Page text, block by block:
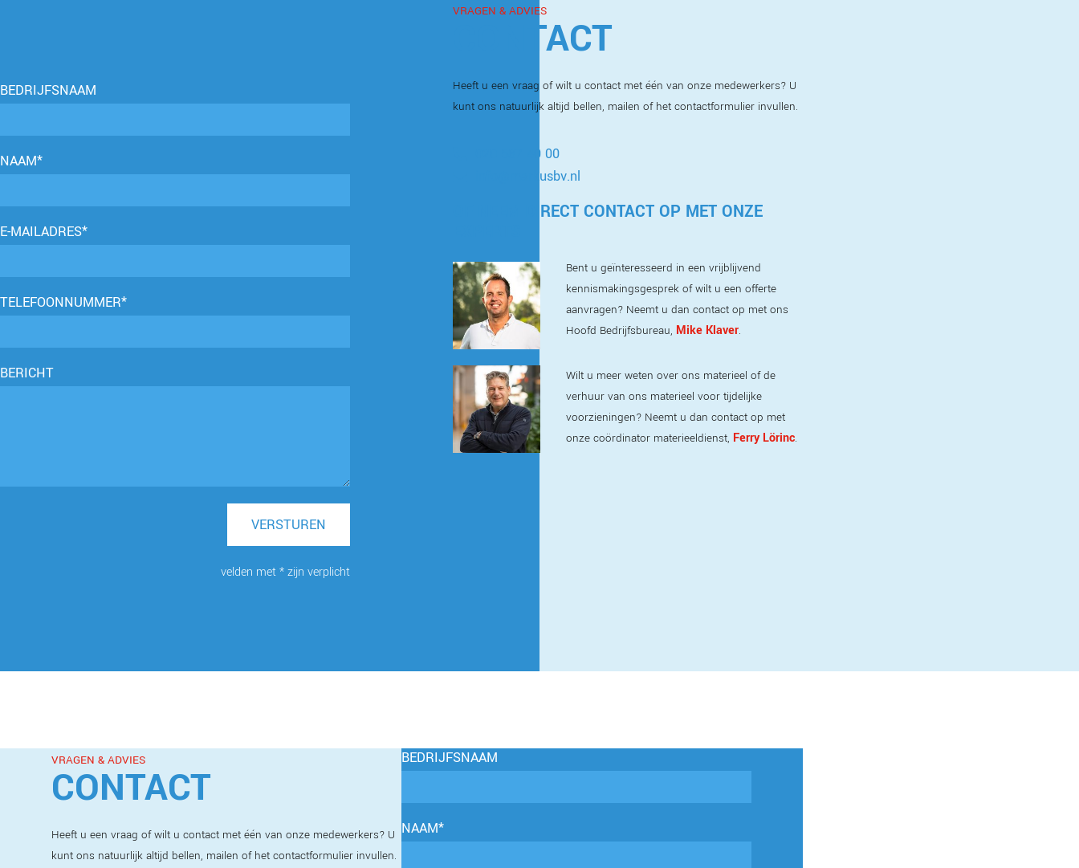
BEDRIJFSNAAM
NAAM*
E-MAILADRES*
TELEFOONNUMMER*
BERICHT
VERSTUREN
velden met * zijn verplicht
VRAGEN & ADVIES
CONTACT
Heeft u een vraag of wilt u contact met één van onze medewerkers? U
kunt ons natuurlijk altijd bellen, mailen of het contactformulier invullen.
020 587 40 00
info@markusbv.nl
OF NEEM DIRECT CONTACT OP MET ONZE
Bent u geïnteresseerd in een vrijblijvend
kennismakingsgesprek of wilt u een offerte
aanvragen? Neemt u dan contact op met ons
Hoofd Bedrijfsbureau, Mike Klaver.
Wilt u meer weten over ons materieel of de
verhuur van ons materieel voor tijdelijke
voorzieningen? Neemt u dan contact op met
onze coördinator materieeldienst, Ferry Lörinc.
VRAGEN & ADVIES
CONTACT
Heeft u een vraag of wilt u contact met één van onze medewerkers? U
kunt ons natuurlijk altijd bellen, mailen of het contactformulier invullen.
BEDRIJFSNAAM
NAAM*